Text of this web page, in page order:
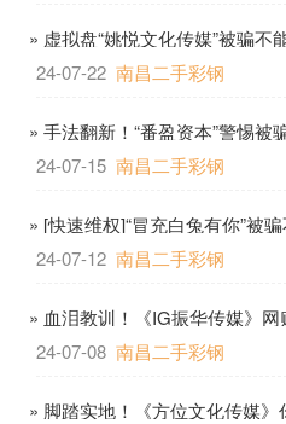
» 虚拟盘“姚悦文化传媒”被骗
24-07-22 南昌二手彩钢
» 手法翻新！“番盈资本”警惕被
24-07-15 南昌二手彩钢
» [快速维权]“冒充白兔有你”被
24-07-12 南昌二手彩钢
» 血泪教训！《IG振华传媒》
24-07-08 南昌二手彩钢
» 脚踏实地！《方位文化传媒